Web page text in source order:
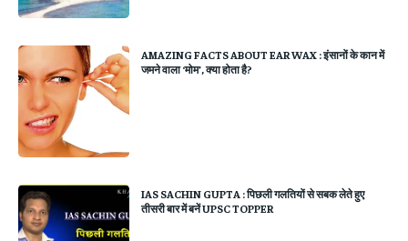
AMAZING FACTS ABOUT EAR WAX : इंसानों के कान में
जमने वाला ‘मोम’, क्या होता है?
IAS SACHIN GUPTA : पिछली गलतियों से सबक लेते हुए
तीसरी बार में बनें UPSC TOPPER